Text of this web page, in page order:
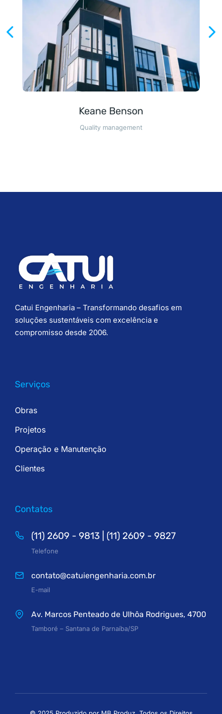
Keane Benson
Quality management
Catui Engenharia – Transformando desafios em
soluções sustentáveis com excelência e
compromisso desde 2006.
Serviços
Obras
Projetos
Operação e Manutenção
Clientes
Contatos
(11) 2609 - 9813 | (11) 2609 - 9827
Telefone
contato@catuiengenharia.com.br
E-mail
Av. Marcos Penteado de Ulhôa Rodrigues, 4700
Tamboré – Santana de Parnaíba/SP